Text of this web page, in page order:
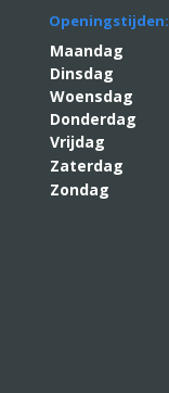
Openingstijden:
Maandag
Dinsdag
Woensdag
Donderdag
Vrijdag
Zaterdag
Zondag